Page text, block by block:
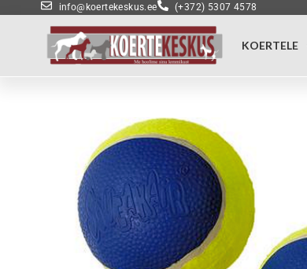
info@koertekeskus.ee (+372) 5307 4578
KOERTELE